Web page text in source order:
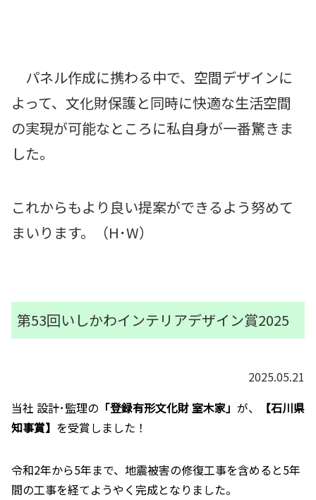
パネル作成に携わる中で、空間デザインに
よって、文化財保護と同時に快適な生活空間
の実現が可能なところに私自身が一番驚きま
した。
これからもより良い提案ができるよう努めて
まいります。（H･W）
第53回いしかわインテリアデザイン賞2025
2025.05.21
当社 設計･監理の 「登録有形文化財 室木家」 が、
【石川県
知事賞】 を受賞しました！
令和2年から5年まで、地震被害の修復工事を含めると5年
間の工事を経てようやく完成となりました。